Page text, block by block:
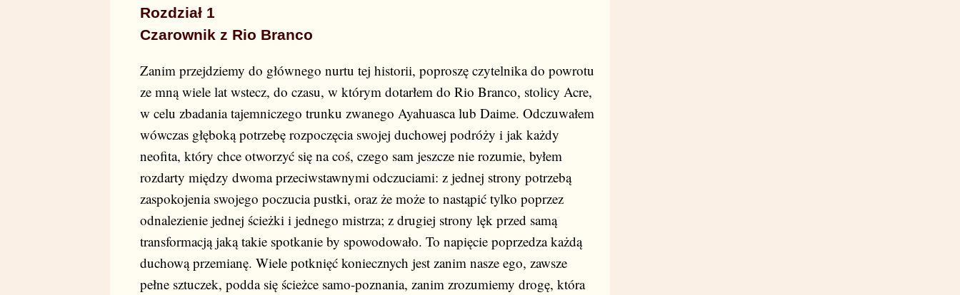
Rozdział 1
Czarownik z Rio Branco
Zanim przejdziemy do głównego nurtu tej historii, poproszę czytelnika do powrotu
ze mną wiele lat wstecz, do czasu, w którym dotarłem do Rio Branco, stolicy Acre,
w celu zbadania tajemniczego trunku zwanego Ayahuasca lub Daime. Odczuwałem
wówczas głęboką potrzebę rozpoczęcia swojej duchowej podróży i jak każdy
neofita, który chce otworzyć się na coś, czego sam jeszcze nie rozumie, byłem
rozdarty między dwoma przeciwstawnymi odczuciami: z jednej strony potrzebą
zaspokojenia swojego poczucia pustki, oraz że może to nastąpić tylko poprzez
odnalezienie jednej ścieżki i jednego mistrza; z drugiej strony lęk przed samą
transformacją jaką takie spotkanie by spowodowało. To napięcie poprzedza każdą
duchową przemianę. Wiele potknięć koniecznych jest zanim nasze ego, zawsze
pełne sztuczek, podda się ścieżce samo-poznania, zanim zrozumiemy drogę, która